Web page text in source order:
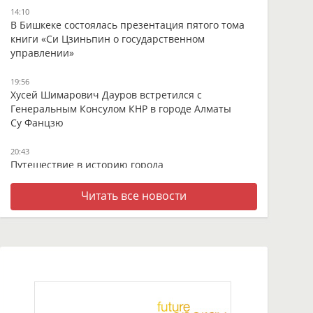
14:10
В Бишкеке состоялась презентация пятого тома
книги «Си Цзиньпин о государственном
управлении»
19:56
Хусей Шимарович Дауров встретился с
Генеральным Консулом КНР в городе Алматы
Су Фанцзю
20:43
Путешествие в историю города
В оживлённом центре Ганьнаня - встреча с
тысячелетней тибетской тханкой
09:17
Читать все новости